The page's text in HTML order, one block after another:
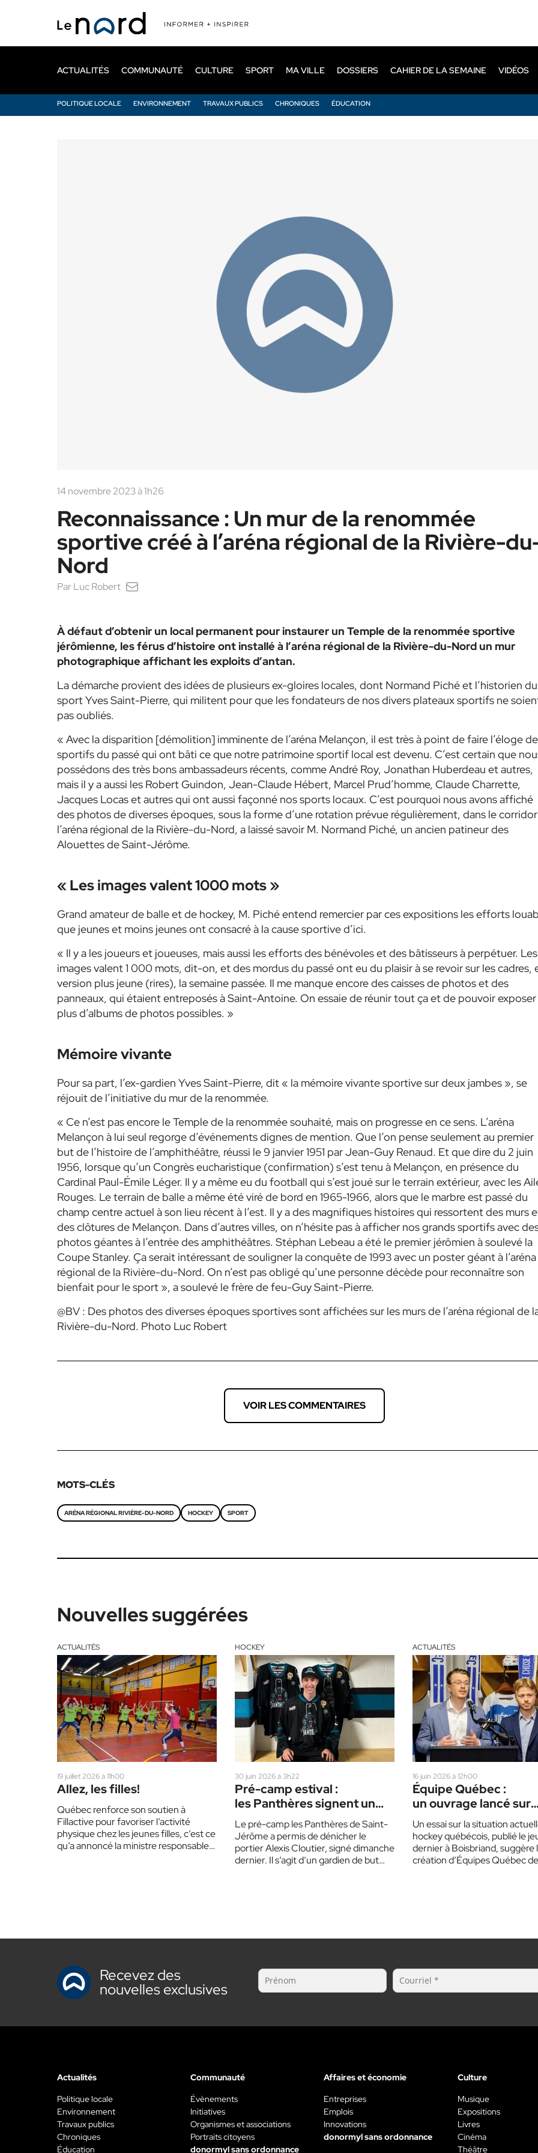
principal
ACTUALITÉS
POLITIQUE LOCALE ENVIRONNEMENT TRAVAUX PUBLICS CHRONIQUES ÉDUCATION
COMMUNAUTÉ CULTURE SPORT MA VILLE DOSSIERS CAHIER DE LA SEMAINE VIDÉOS
14 novembre 2023 à 1h26
Reconnaissance : Un mur de la renommée
sportive créé à l’aréna régional de la Rivière-
Nord
Par Luc Robert
À défaut d’obtenir un local permanent pour instaurer un Temple de la renommée sportive
jérômienne, les férus d’histoire ont installé à l’aréna régional de la Rivière-du-Nord un mur
photographique affichant les exploits d’antan.
La démarche provient des idées de plusieurs ex-gloires locales, dont Normand Piché et l’historien du
sport Yves Saint-Pierre, qui militent pour que les fondateurs de nos divers plateaux sportifs ne
pas oubliés.
« Avec la disparition [démolition] imminente de l’aréna Melançon, il est très à point de faire l’éloge
sportifs du passé qui ont bâti ce que notre patrimoine sportif local est devenu. C’est certain que
possédons des très bons ambassadeurs récents, comme André Roy, Jonathan Huberdeau et autres,
mais il y a aussi les Robert Guindon, Jean-Claude Hébert, Marcel Prud’homme, Claude Charrette,
Jacques Locas et autres qui ont aussi façonné nos sports locaux. C’est pourquoi nous avons affiché
des photos de diverses époques, sous la forme d’une rotation prévue régulièrement, dans le
l’aréna régional de la Rivière-du-Nord, a laissé savoir M. Normand Piché, un ancien patineur des
Alouettes de Saint-Jérôme.
« Les images valent 1000 mots »
Grand amateur de balle et de hockey, M. Piché entend remercier par ces expositions les efforts
que jeunes et moins jeunes ont consacré à la cause sportive d’ici.
« Il y a les joueurs et joueuses, mais aussi les efforts des bénévoles et des bâtisseurs à perpétuer. Les
images valent 1 000 mots, dit-on, et des mordus du passé ont eu du plaisir à se revoir sur les cadres,
version plus jeune (rires), la semaine passée. Il me manque encore des caisses de photos et des
panneaux, qui étaient entreposés à Saint-Antoine. On essaie de réunir tout ça et de pouvoir exposer
plus d’albums de photos possibles. »
Mémoire vivante
Pour sa part, l’ex-gardien Yves Saint-Pierre, dit « la mémoire vivante sportive sur deux jambes », se
réjouit de l’initiative du mur de la renommée.
« Ce n’est pas encore le Temple de la renommée souhaité, mais on progresse en ce sens. L’aréna
Melançon à lui seul regorge d’événements dignes de mention. Que l’on pense seulement au premier
but de l’histoire de l’amphithéâtre, réussi le 9 janvier 1951 par Jean-Guy Renaud. Et que dire du 2 juin
1956, lorsque qu’un Congrès eucharistique (confirmation) s’est tenu à Melançon, en présence du
Cardinal Paul-Émile Léger. Il y a même eu du football qui s’est joué sur le terrain extérieur, avec les
Rouges. Le terrain de balle a même été viré de bord en 1965-1966, alors que le marbre est passé du
champ centre actuel à son lieu récent à l’est. Il y a des magnifiques histoires qui ressortent des murs
des clôtures de Melançon. Dans d’autres villes, on n’hésite pas à afficher nos grands sportifs avec
photos géantes à l’entrée des amphithéâtres. Stéphan Lebeau a été le premier jérômien à soulevé la
Coupe Stanley. Ça serait intéressant de souligner la conquête de 1993 avec un poster géant à l’aréna
régional de la Rivière-du-Nord. On n’est pas obligé qu’une personne décède pour reconnaître son
bienfait pour le sport », a soulevé le frère de feu-Guy Saint-Pierre.
@BV : Des photos des diverses époques sportives sont affichées sur les murs de l’aréna régional de
Rivière-du-Nord. Photo Luc Robert
VOIR LES COMMENTAIRES
MOTS-CLÉS
ARÉNA RÉGIONAL RIVIÈRE-DU-NORD HOCKEY SPORT
Nouvelles suggérées
ACTUALITÉS
19 juillet 2026 à 11h00
Allez, les filles!
Québec renforce son soutien à
Fillactive pour favoriser l’activité
physique chez les jeunes filles, c’est ce
qu’a annoncé la ministre responsable
HOCKEY
30 juin 2026 à 3h22
Pré-camp estival :
les Panthères signent un
gardien au format géant
Le pré-camp les Panthères de Saint-
Jérôme a permis de dénicher le
portier Alexis Cloutier, signé dimanche
dernier. Il s’agit d’un gardien de but
ACTUALITÉS
16 juin 2026 à 12h00
Équipe Québec :
un ouvrage lancé sur
l’avenir du hockey
québécois
Un essai sur la situation
hockey québécois, publié le
dernier à Boisbriand, suggère
création d’Équipes Québec de
Recevez des
nouvelles exclusives
Actualités
Politique locale
Environnement
Travaux publics
Chroniques
Éducation
Communauté
Évènements
Initiatives
Organismes et associations
Portraits citoyens
donormyl sans ordonnance
Affaires et économie
Entreprises
Emplois
Innovations
donormyl sans ordonnance
Culture
Musique
Expositions
Livres
Cinéma
Théâtre